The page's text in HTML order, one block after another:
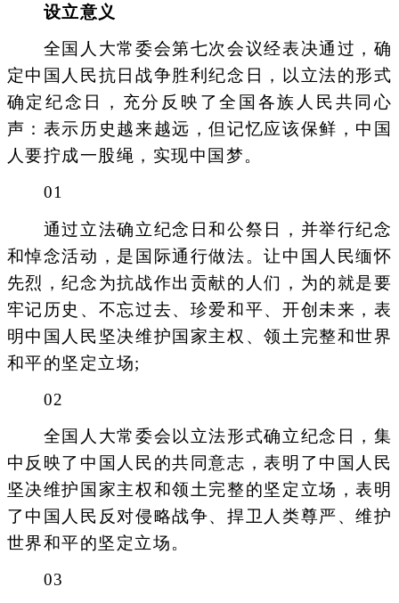
设立意义
全国人大常委会第七次会议经表决通过，确
定中国人民抗日战争胜利纪念日，以立法的形式
确定纪念日，充分反映了全国各族人民共同心
声：表示历史越来越远，但记忆应该保鲜，中国
人要拧成一股绳，实现中国梦。
01
通过立法确立纪念日和公祭日，并举行纪念
和悼念活动，是国际通行做法。让中国人民缅怀
先烈，纪念为抗战作出贡献的人们，为的就是要
牢记历史、不忘过去、珍爱和平、开创未来，表
明中国人民坚决维护国家主权、领土完整和世界
和平的坚定立场;
02
全国人大常委会以立法形式确立纪念日，集
中反映了中国人民的共同意志，表明了中国人民
坚决维护国家主权和领土完整的坚定立场，表明
了中国人民反对侵略战争、捍卫人类尊严、维护
世界和平的坚定立场。
03